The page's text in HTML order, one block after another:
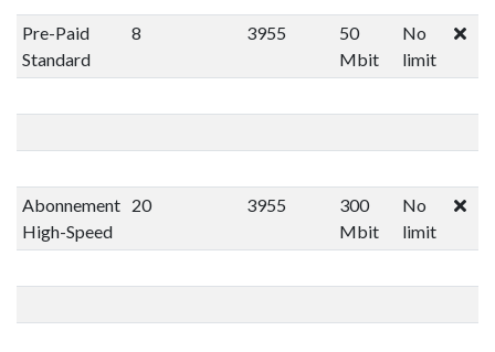
Pre-Paid
Standard
8 3955
50
Mbit
No
limit
Abonnement
High-Speed
20 3955
300
Mbit
No
limit